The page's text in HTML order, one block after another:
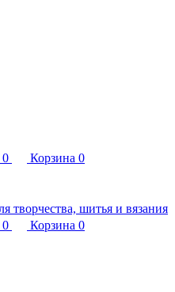
0 Корзина 0
0 Корзина 0